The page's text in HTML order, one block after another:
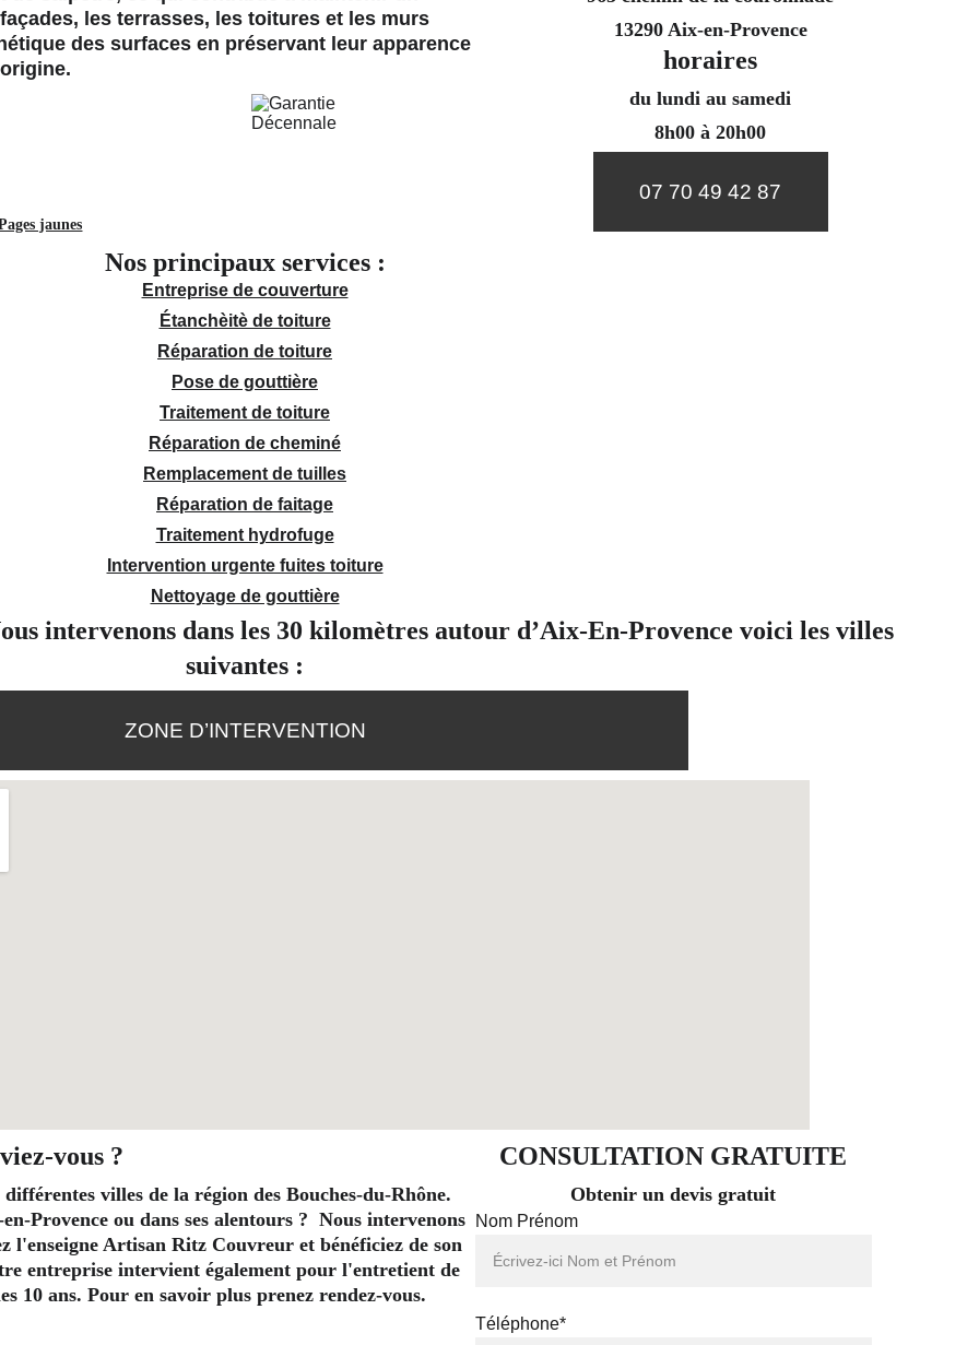
07 70 49 42 87
13290 Aix-en-Provence
horaires
du lundi au samedi
8h00 à 20h00
jaunes
les terrasses, les toitures et les murs
des surfaces en préservant leur apparence
Nos principaux services :
Entreprise de couverture
Étanchèitè de toiture
Réparation de toiture
Pose de gouttière
Traitement de toiture
Réparation de cheminé
Remplacement de tuilles
Réparation de faitage
Traitement hydrofuge
Intervention urgente fuites toiture
Nettoyage de gouttière
intervenons dans les 30 kilomètres autour d’Aix-En-Provence voici les villes
suivantes :
ZONE D’INTERVENTION
Nom Prénom
Téléphone*
vous ?
villes de la région des Bouches-du-Rhône.
Provence ou dans ses alentours ?  Nous intervenons
Artisan Ritz Couvreur et bénéficiez de son
entreprise intervient également pour l'entretient de
10 ans. Pour en savoir plus prenez rendez-vous.
CONSULTATION GRATUITE
Obtenir un devis gratuit